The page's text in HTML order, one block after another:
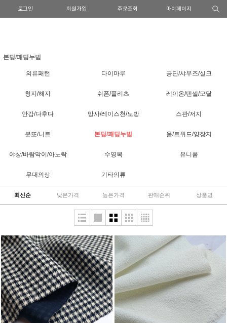
로그인 회원가입 주문조회 마이페이지
본딩/패딩누빔
의류패턴 다이마루 공단/샤무즈/실크
청지/해지 쉬폰/플리츠 레이온/텐셀/모달
안감/다후다 망사/레이스천/노방 스판/저지
분또/니트 본딩/패딩누빔 울/트위드/양장지
야상/바람막이/아노락 수영복 유니폼
무대의상 기타의류
최신순 낮은가격 높은가격 판매순위 상품명